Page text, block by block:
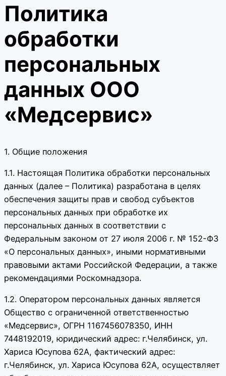
Политика
обработки
персональных
данных ООО
«Медсервис»
1. Общие положения
1.1. Настоящая Политика обработки персональных
данных (далее – Политика) разработана в целях
обеспечения защиты прав и свобод субъектов
персональных данных при обработке их
персональных данных в соответствии с
Федеральным законом от 27 июля 2006 г. № 152-ФЗ
«О персональных данных», иными нормативными
правовыми актами Российской Федерации, а также
рекомендациями Роскомнадзора.
1.2. Оператором персональных данных является
Общество с ограниченной ответственностью
«Медсервис», ОГРН 1167456078350, ИНН
7448192019, юридический адрес: г.Челябинск, ул.
Хариса Юсупова 62А, фактический адрес:
г.Челябинск, ул. Хариса Юсупова 62А, осуществляет